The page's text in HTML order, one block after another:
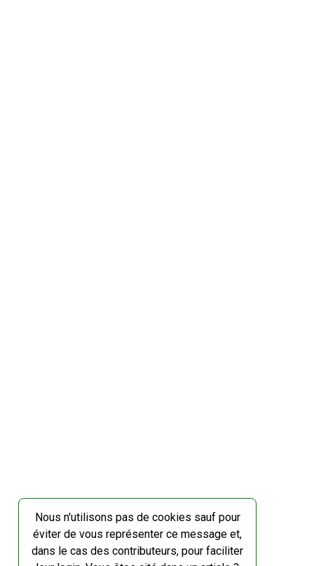
Nous n'utilisons pas de cookies sauf pour
éviter de vous représenter ce message et,
dans le cas des contributeurs, pour faciliter